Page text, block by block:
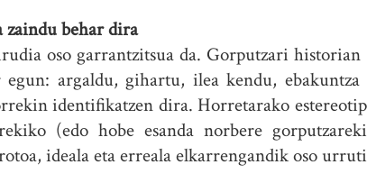
zaindu behar dira
oso garrantzitsua da. Gorputzari
egun: argaldu, gihartu, ilea kendu,
identifikatzen dira. Horretarako
(edo hobe esanda norbere
ideala eta erreala elkarrengandik oso